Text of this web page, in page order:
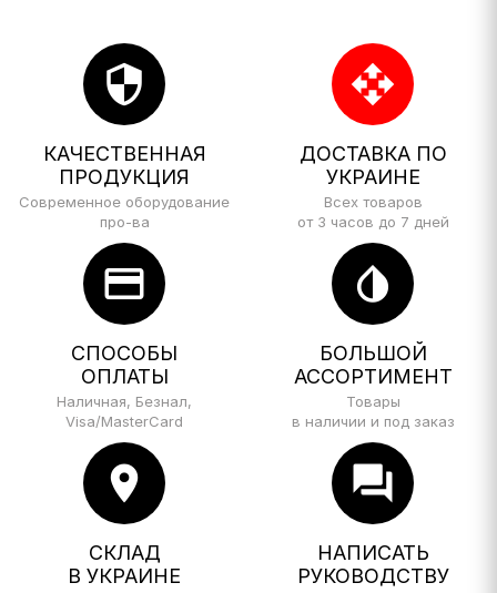
security
КАЧЕСТВЕННАЯ
ПРОДУКЦИЯ
Современное оборудование
про-ва
open_with
ДОСТАВКА ПО
УКРАИНЕ
Всех товаров
от 3 часов до 7 дней
credit_card
СПОСОБЫ
ОПЛАТЫ
Наличная, Безнал,
Visa/MasterCard
invert_colors
БОЛЬШОЙ
АССОРТИМЕНТ
Товары
в наличии и под заказ
location_on
СКЛАД
В УКРАИНЕ
forum
НАПИСАТЬ
РУКОВОДСТВУ